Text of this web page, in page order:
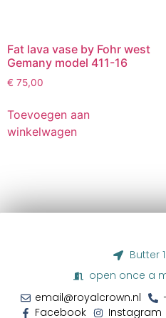
Fat lava vase by Fohr west
Gemany model 411-16
€ 75,00
Toevoegen aan
winkelwagen
Butter
open once a
email@royalcrown.nl
Facebook
Instagram